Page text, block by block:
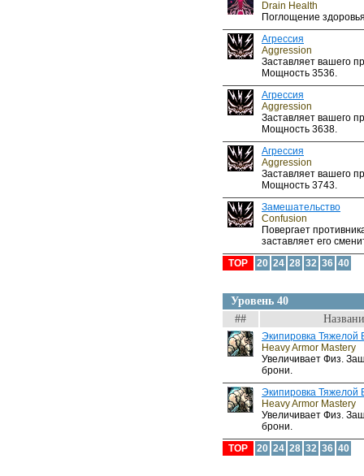
Drain Health
Поглощение
Агрессия
Aggression
Заставляет вашего
Мощность 3536.
Агрессия
Aggression
Заставляет вашего
Мощность 3638.
Агрессия
Aggression
Заставляет вашего
Мощность 3743.
Замешательство
Confusion
Повергает
заставляет его
TOP
20 24 28 32 36 40
Уровень 40
##
Экипировка Тяжелой
Heavy Armor Mastery
Увеличивает Физ.
брони.
Экипировка Тяжелой
Heavy Armor Mastery
Увеличивает Физ.
брони.
TOP
20 24 28 32 36 40